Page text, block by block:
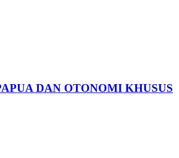
DAN OTONOMI KHUSUS